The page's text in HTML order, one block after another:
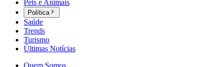
Pets e Animais
Política
Saúde
Trends
Turismo
Últimas Notícias
Quem Somos